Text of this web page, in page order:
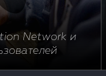
Network и